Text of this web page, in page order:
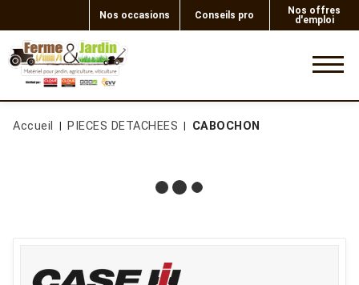
Nos occasions Conseils pro
Nos offres
d'emploi
Accueil PIECES DETACHEES CABOCHON